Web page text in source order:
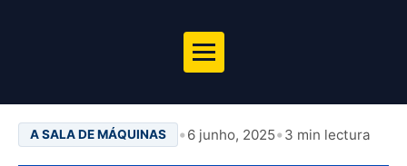
A SALA DE MÁQUINAS • 6 junho, 2025• 3 min lectura